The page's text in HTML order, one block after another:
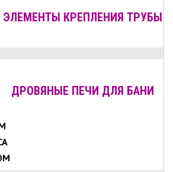
ЭЛЕМЕНТЫ КРЕПЛЕНИЯ ТРУБЫ
ДРОВЯНЫЕ ПЕЧИ ДЛЯ БАНИ